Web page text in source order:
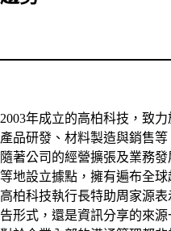
2003年成立的高柏科技，致
產品研發、材料製造與銷售等
隨著公司的經營擴張及業務
等地設立據點，擁有遍布全
高柏科技執行長特助周家源
告形式，還是資訊分享的來源